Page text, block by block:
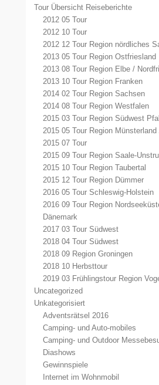
Tour Übersicht Reiseberichte
2012 05 Tour
2012 10 Tour
2012 12 Tour Region nördliches
2013 05 Tour Region Ostfriesland
2013 08 Tour Region Elbe /
2013 10 Tour Region Franken
2014 02 Tour Region Sachsen
2014 08 Tour Region Westfalen
2015 03 Tour Region Südwest
2015 05 Tour Region
2015 07 Tour
2015 09 Tour Region Saale-
2015 10 Tour Region Taubertal
2015 12 Tour Region Dümmer
2016 05 Tour Schleswig-Holstein
2016 09 Tour Region
Dänemark
2017 03 Tour Südwest
2018 04 Tour Südwest
2018 09 Region Groningen
2018 10 Herbsttour
2019 03 Frühlingstour Region
Uncategorized
Unkategorisiert
Adventsrätsel 2016
Camping- und Auto-mobiles
Camping- und Outdoor
Diashows
Gewinnspiele
Internet im Wohnmobil